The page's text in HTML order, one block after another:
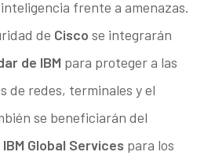
frente a amenazas.
de Cisco se integrarán
de IBM para proteger a las
de redes, terminales y el
se beneficiarán del
IBM Global Services para los